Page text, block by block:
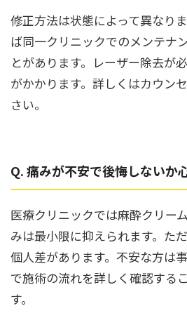
修正方法は状態によって異なり
ば同一クリニックでのメンテナ
とがあります。レーザー除去が
がかかります。詳しくはカウン
さい。
Q. 痛みが不安で後悔しないか
医療クリニックでは麻酔クリー
みは最小限に抑えられます。た
個人差があります。不安な方は
で施術の流れを詳しく確認する
す。